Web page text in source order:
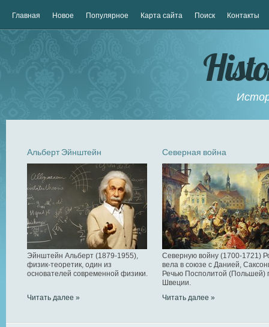
Главная Новое Популярное Карта сайта Поиск Контакты
Альберт Эйнштейн
Эйнштейн Альберт (1879-1955),
физик-теоретик, один из
основателей современной физики.
Читать далее »
Северная война
Северную войну (1700-1721)
вела в союзе с Данией,
Речью Посполитой (Польшей)
Швеции.
Читать далее »